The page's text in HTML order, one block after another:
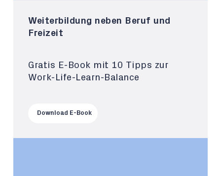
Weiterbildung neben Beruf und
Freizeit
Gratis E-Book mit 10 Tipps zur
Work-Life-Learn-Balance
Download E-Book